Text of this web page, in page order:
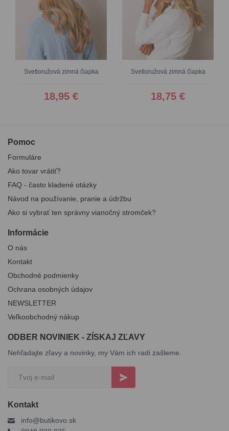
Svetloružová zimná čiapka
18,95 €
Svetloružová zimná čiapka
18,75 €
Pomoc
Formuláre
Ako tovar vrátiť?
FAQ - často kladené otázky
Návod na používanie, pranie a údržbu
Ako si vybrať ten správny vianočný stromček?
Informácie
O nás
Kontakt
Obchodné podmienky
Ochrana osobných údajov
NEWSLETTER
Veľkoobchodný nákup
ODBER NOVINIEK - ZÍSKAJ ZĽAVY
Nehľadajte zľavy a novinky, my Vám ich radi zašleme.
Kontakt
info@butikovo.sk